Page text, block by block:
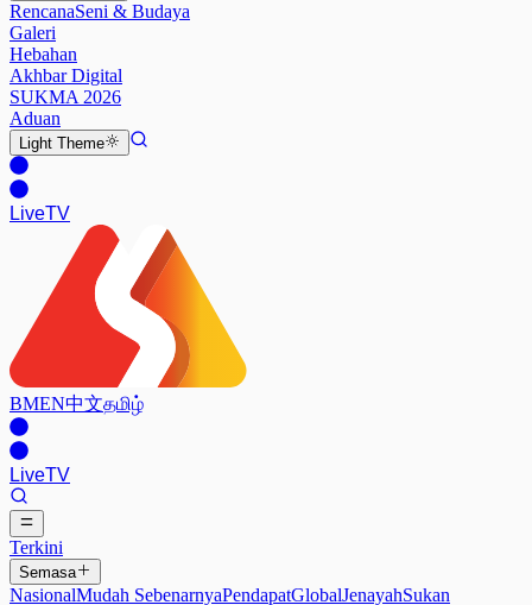
RencanaSeni & Budaya
Galeri
Hebahan
Akhbar Digital
SUKMA 2026
Aduan
Light Theme
LiveTV
BMEN中文தமிழ்
LiveTV
Terkini
Semasa
NasionalMudah SebenarnyaPendapatGlobalJenayahSukan